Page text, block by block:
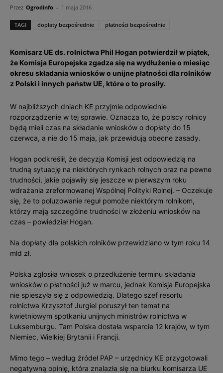
Przez Ogrodinfo - 1 maja 2016
TAGI dopłaty bezpośrednie płatności bezpośrednie
Komisarz UE ds. rolnictwa Phil Hogan potwierdził w piątek,
że Komisja Europejska zgadza się na wydłużenie o miesiąc
okresu składania wniosków o unijne płatności dla rolników
z Polski i innych państw UE, które o to prosiły.
W najbliższych dniach KE przyjmie odpowiednie
rozporządzenie w tej sprawie. Oznacza to, że polscy rolnicy
będą mieli czas na składanie wniosków o dopłaty do 15
czerwca, a nie do 15 maja, jak przewidują obecne zasady.
Hogan podkreślił, że decyzja Komisji jest odpowiedzią na
trudną sytuację na niektórych rynkach rolnych oraz na pewne
trudności, jakie pojawiły się jeszcze w pierwszym roku
wdrażania zreformowanej Wspólnej Polityki Rolnej. – Oczekuje
się, że to poluzowanie reguł pomoże niektórym rolnikom,
którzy mają szczególne trudności w złożeniu wniosków na
czas – powiedział Hogan.
Na dopłaty dla polskich rolników przewidziano w tym roku 14
mld zł.
Polska zgłosiła wniosek o przedłużenie terminu składania
wniosków o płatności już w marcu, jednak Komisja Europejska
nie spieszyła się z odpowiedzią. Dlatego szef resortu
rolnictwa Krzysztof Jurgiel poruszył ten temat na
kwietniowym spotkaniu unijnych ministrów rolnictwa w
Luksemburgu. Tam Polska dostała wsparcie 12 krajów, w tym
Niemiec, Wielkiej Brytanii i Francji.
Mimo tego – według źródeł PAP – urzędnicy KE przygotowali
negatywną opinię, która znalazła się na biurku komisarza UE